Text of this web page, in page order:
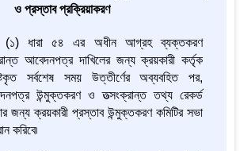
ও প্রস্তাব প্রক্রিয়াকরণ
(১) ধারা ৫৪ এর অধীন আগ্রহ ব্যক্তকরণ
আবেদনপত্র দাখিলের জন্য ক্রয়কারী কর্তৃক
সর্বশেষ সময় উত্তীর্ণের অব্যবহিত পর,
উন্মুক্তকরণ ও তত্সংক্রান্ত তথ্য রেকর্ড
জন্য ক্রয়কারী প্রস্তাব উন্মুক্তকরণ কমিটির সভা
করিবে৷